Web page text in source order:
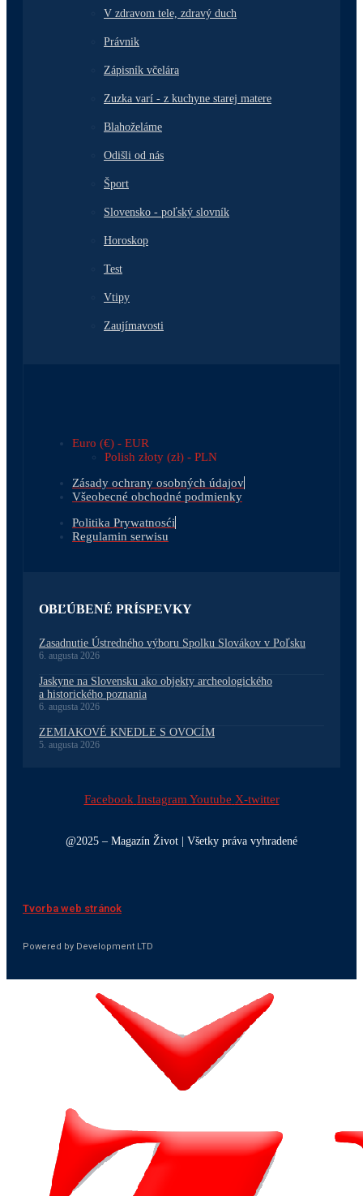
V zdravom tele, zdravý duch
Právnik
Zápisník včelára
Zuzka varí - z kuchyne starej matere
Blahoželáme
Odišli od nás
Šport
Slovensko - poľský slovník
Horoskop
Test
Vtipy
Zaujímavosti
Euro (€) - EUR
Polish złoty (zł) - PLN
Zásady ochrany osobných údajov
Všeobecné obchodné podmienky
Politika Prywatnosći
Regulamin serwisu
OBĽÚBENÉ PRÍSPEVKY
Zasadnutie Ústredného výboru Spolku Slovákov v Poľsku
6. augusta 2026
Jaskyne na Slovensku ako objekty archeologického
a historického poznania
6. augusta 2026
ZEMIAKOVÉ KNEDLE S OVOCÍM
5. augusta 2026
Facebook Instagram Youtube X-twitter
@2025 – Magazín Život | Všetky práva vyhradené
Tvorba web stránok
Powered by Development LTD